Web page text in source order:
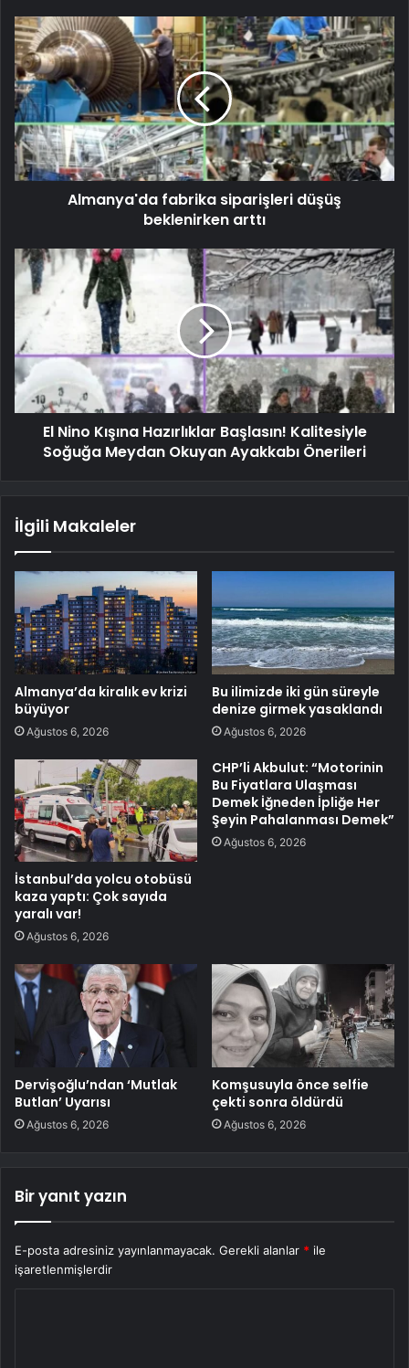
Almanya'da fabrika siparişleri düşüş
beklenirken arttı
El Nino Kışına Hazırlıklar Başlasın! Kalitesiyle
Soğuğa Meydan Okuyan Ayakkabı Önerileri
İlgili Makaleler
Almanya’da kiralık ev krizi
büyüyor
Ağustos 6, 2026
Bu ilimizde iki gün süreyle
denize girmek yasaklandı
Ağustos 6, 2026
İstanbul’da yolcu otobüsü
kaza yaptı: Çok sayıda
yaralı var!
Ağustos 6, 2026
CHP’li Akbulut: “Motorinin
Bu Fiyatlara Ulaşması
Demek İğneden İpliğe Her
Şeyin Pahalanması Demek”
Ağustos 6, 2026
Dervişoğlu’ndan ‘Mutlak
Butlan’ Uyarısı
Ağustos 6, 2026
Komşusuyla önce selfie
çekti sonra öldürdü
Ağustos 6, 2026
Bir yanıt yazın
E-posta adresiniz yayınlanmayacak. Gerekli alanlar * ile
işaretlenmişlerdir